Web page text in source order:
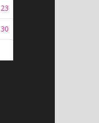
23
30